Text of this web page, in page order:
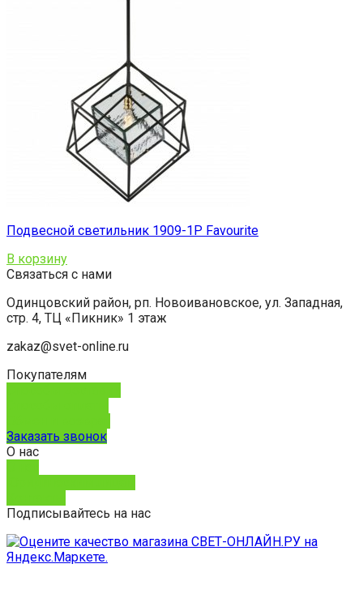
Подвесной светильник 1909-1P Favourite
В корзину
Связаться с нами
Одинцовский район, рп. Новоивановское, ул. Западная,
стр. 4, ТЦ «Пикник» 1 этаж
zakaz@svet-online.ru
Покупателям
Заказать звонок
О нас
Подписывайтесь на нас